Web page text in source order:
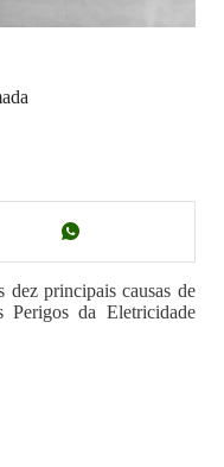
dez principais causas de
Perigos da Eletricidade